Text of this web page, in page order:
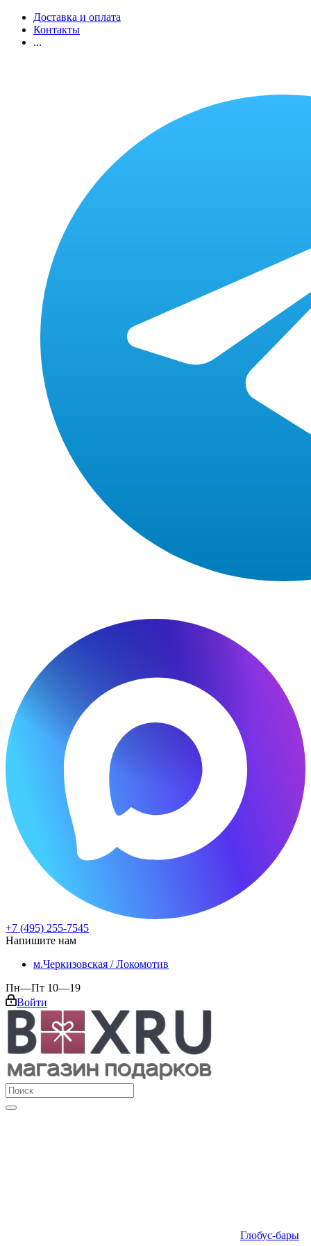
Доставка и оплата
Контакты
...
+7 (495) 255-7545
Напишите нам
м.Черкизовская / Локомотив
Пн—Пт 10—19
Войти
Глобус-бары